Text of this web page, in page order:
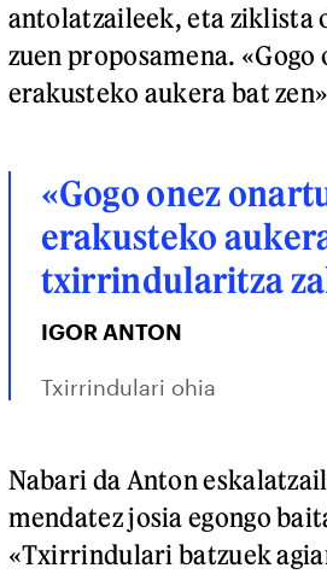
antolatzaileek, eta ziklista
zuen proposamena.
erakusteko aukera bat
«Gogo onez
erakusteko
txirrindularitza
IGOR ANTON
Txirrindulari ohia
Nabari da Anton
mendatez josia egongo
«Txirrindulari batzuek